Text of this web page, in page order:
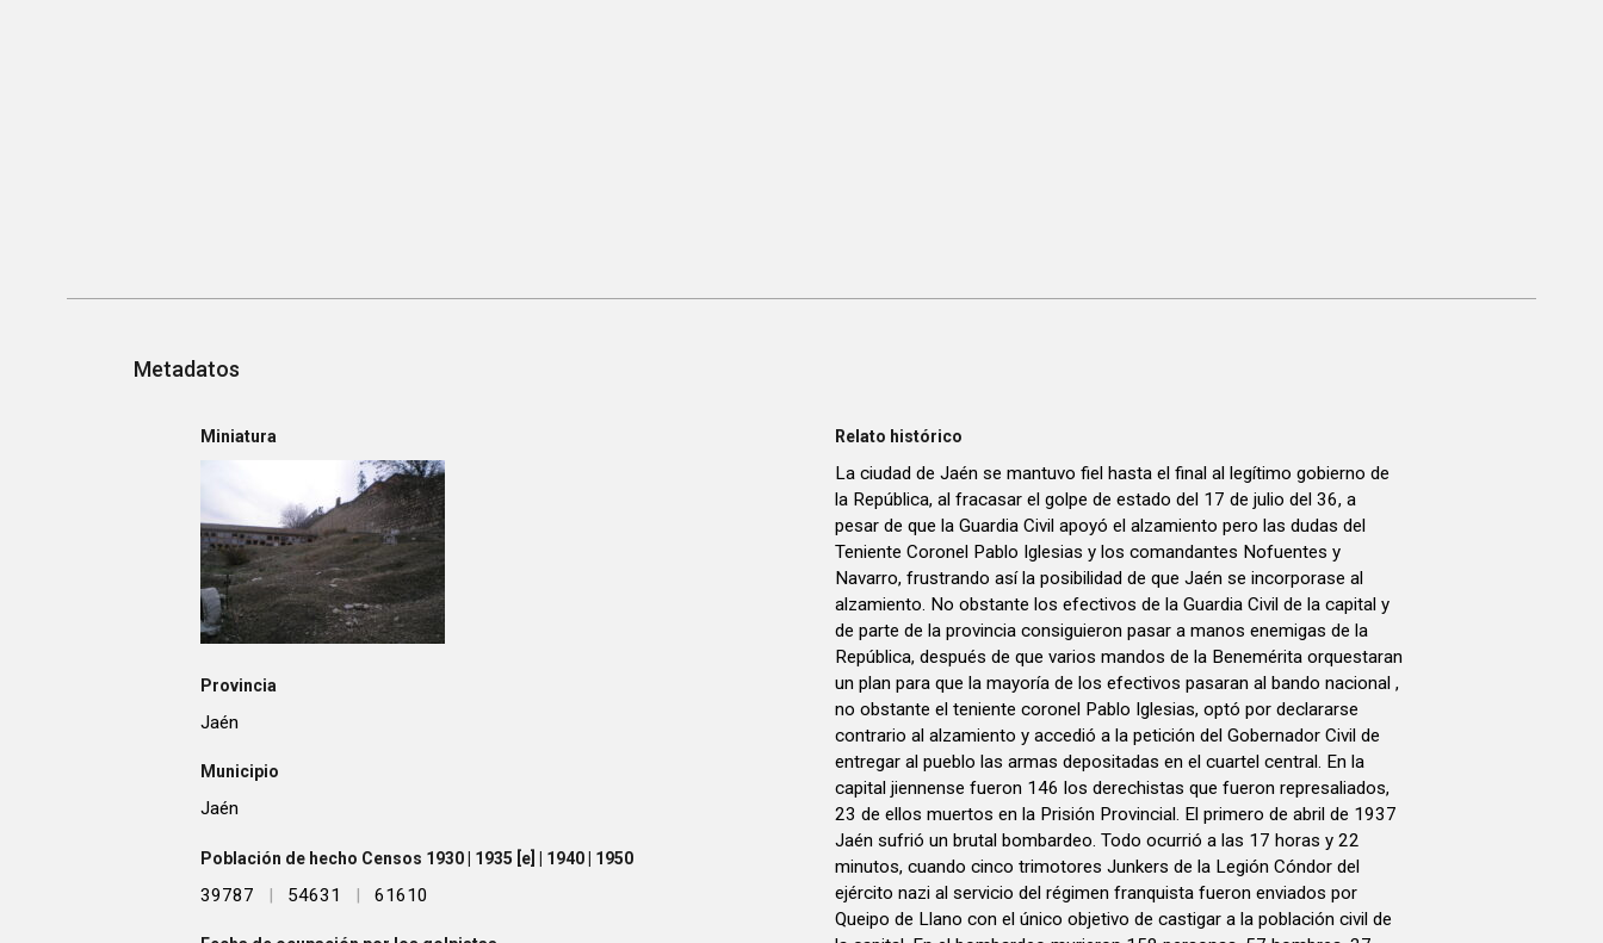
Metadatos
Miniatura
Provincia
Jaén
Municipio
Jaén
Población de hecho Censos 1930 | 1935 [e] | 1940 | 1950
39787 | 54631 | 61610
Relato histórico
La ciudad de Jaén se mantuvo fiel hasta el final al legítimo gobierno de
la República, al fracasar el golpe de estado del 17 de julio del 36, a
pesar de que la Guardia Civil apoyó el alzamiento pero las dudas del
Teniente Coronel Pablo Iglesias y los comandantes Nofuentes y
Navarro, frustrando así la posibilidad de que Jaén se incorporase al
alzamiento. No obstante los efectivos de la Guardia Civil de la capital y
de parte de la provincia consiguieron pasar a manos enemigas de la
República, después de que varios mandos de la Benemérita orquestaran
un plan para que la mayoría de los efectivos pasaran al bando nacional ,
no obstante el teniente coronel Pablo Iglesias, optó por declararse
contrario al alzamiento y accedió a la petición del Gobernador Civil de
entregar al pueblo las armas depositadas en el cuartel central. En la
capital jiennense fueron 146 los derechistas que fueron represaliados,
23 de ellos muertos en la Prisión Provincial. El primero de abril de 1937
Jaén sufrió un brutal bombardeo. Todo ocurrió a las 17 horas y 22
minutos, cuando cinco trimotores Junkers de la Legión Cóndor del
ejército nazi al servicio del régimen franquista fueron enviados por
Queipo de Llano con el único objetivo de castigar a la población civil de